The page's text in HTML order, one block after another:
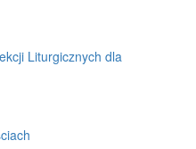
Liturgicznych dla